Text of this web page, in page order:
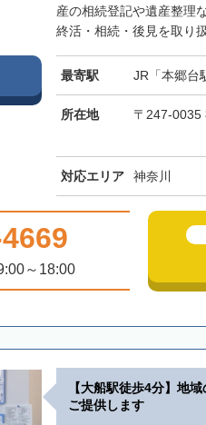
産の相続登記や遺産整理
終活・相続・後見を取り
最寄駅 JR「本郷台
所在地 〒247-0035
対応エリア 神奈川
～18:00
【大船駅徒歩4分】地
ご提供します